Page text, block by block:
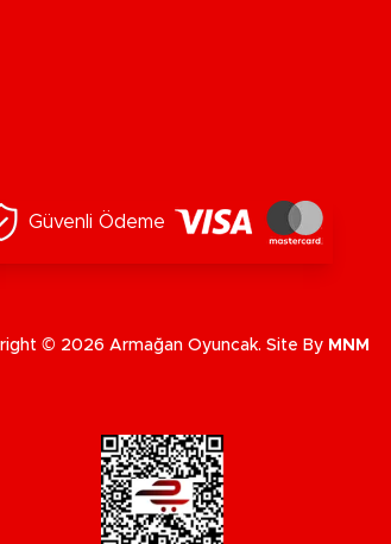
Güvenli Ödeme
© 2026 Armağan Oyuncak. Site By MNM